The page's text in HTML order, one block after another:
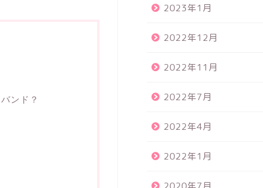
ンド？
2023年1月
2022年12月
2022年11月
2022年7月
2022年4月
2022年1月